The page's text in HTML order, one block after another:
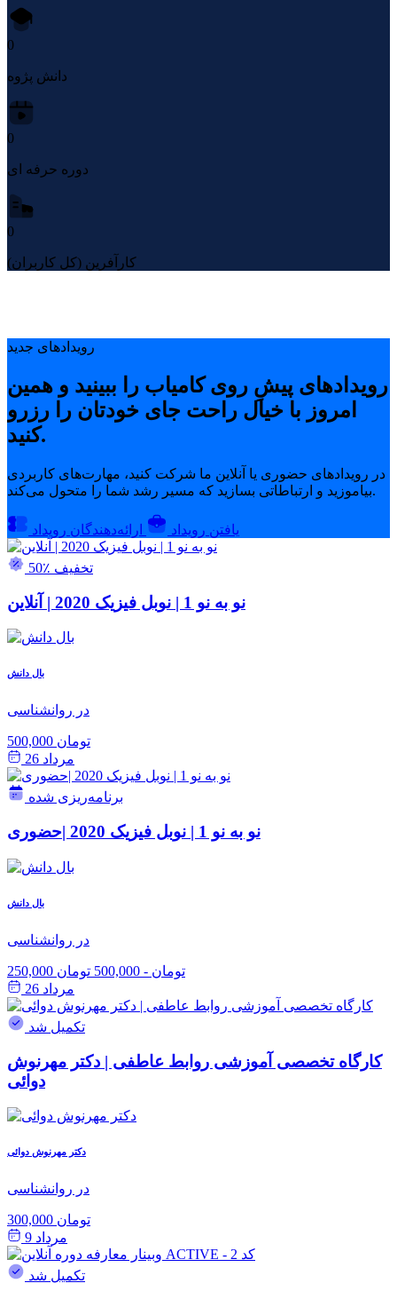
0
دانش پژوه
0
دوره حرفه ای
0
کارآفرین (کل کاربران)
رویدادهای جدید
رویدادهای پیشِ روی کامیاب را ببینید و همین
امروز با خیال راحت جای خودتان را رزرو
کنید.
در رویدادهای حضوری یا آنلاین ما شرکت کنید، مهارت‌های کاربردی
بیاموزید و ارتباطاتی بسازید که مسیر رشد شما را متحول می‌کند.
یافتن رویداد ارائه‌دهندگان رویداد
50٪ تخفیف
نو به نو 1 | نوبل فیزیک 2020 | آنلاین
بال دانش
در روانشناسی
500,000 تومان
مرداد 26
برنامه‌ریزی شده
نو به نو 1 | نوبل فیزیک 2020 |حضوری
بال دانش
در روانشناسی
250,000 تومان - 500,000 تومان
مرداد 26
تکمیل شد
کارگاه تخصصی آموزشی روابط عاطفی | دکتر مهرنوش
دوائی
دکتر مهرنوش دوائی
در روانشناسی
300,000 تومان
مرداد 9
تکمیل شد